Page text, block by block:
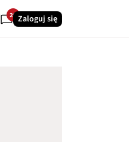
29Zaloguj się